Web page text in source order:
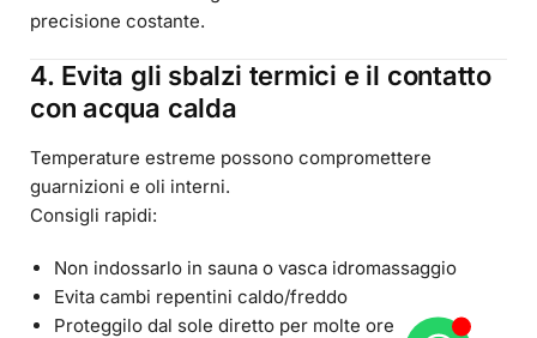
precisione costante.
4. Evita gli sbalzi termici e il contatto
con acqua calda
Temperature estreme possono compromettere
guarnizioni e oli interni.
Consigli rapidi:
Non indossarlo in sauna o vasca idromassaggio
Evita cambi repentini caldo/freddo
Proteggilo dal sole diretto per molte ore